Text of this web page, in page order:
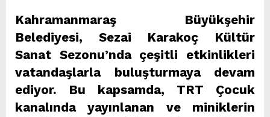
Kahramanmaraş Büyükşehir
Belediyesi, Sezai Karakoç Kültür
Sanat Sezonu’nda çeşitli etkinlikleri
vatandaşlarla buluşturmaya devam
ediyor. Bu kapsamda, TRT Çocuk
kanalında yayınlanan ve miniklerin